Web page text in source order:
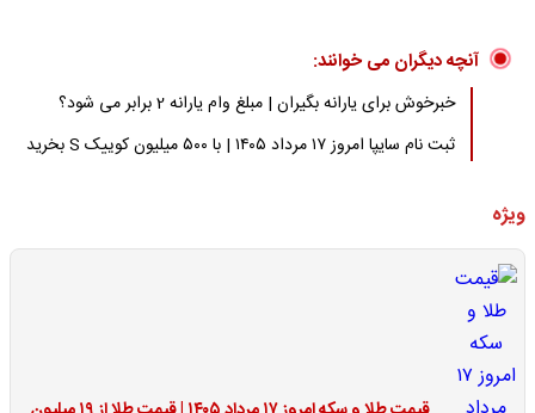
آنچه دیگران می خوانند:
خبرخوش برای یارانه بگیران | مبلغ وام یارانه 2 برابر می شود؟
ثبت نام سایپا امروز ۱۷ مرداد ۱۴۰۵ | با ۵۰۰ میلیون کوییک S بخرید
ویژه